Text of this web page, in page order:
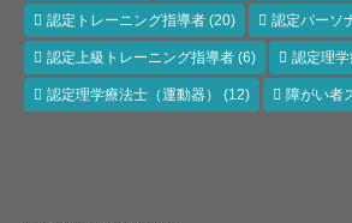
認定トレーニング指導者 (20) 認定パーソ
認定上級トレーニング指導者 (6) 認定理
認定理学療法士（運動器） (12) 障がい者